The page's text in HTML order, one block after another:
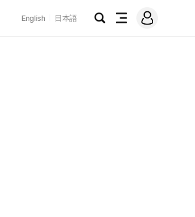
English 日本語
검
전
메
그